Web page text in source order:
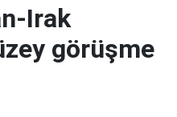
Irak
görüşme